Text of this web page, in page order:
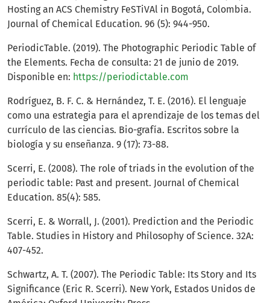
Hosting an ACS Chemistry FeSTiVAl in Bogotá, Colombia.
Journal of Chemical Education. 96 (5): 944-950.
PeriodicTable. (2019). The Photographic Periodic Table of
the Elements. Fecha de consulta: 21 de junio de 2019.
Disponible en: https://periodictable.com
Rodríguez, B. F. C. & Hernández, T. E. (2016). El lenguaje
como una estrategia para el aprendizaje de los temas del
currículo de las ciencias. Bio-grafía. Escritos sobre la
biología y su enseñanza. 9 (17): 73-88.
Scerri, E. (2008). The role of triads in the evolution of the
periodic table: Past and present. Journal of Chemical
Education. 85(4): 585.
Scerri, E. & Worrall, J. (2001). Prediction and the Periodic
Table. Studies in History and Philosophy of Science. 32A:
407-452.
Schwartz, A. T. (2007). The Periodic Table: Its Story and Its
Significance (Eric R. Scerri). New York, Estados Unidos de